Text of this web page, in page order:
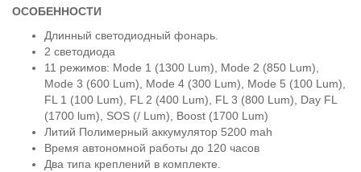
ОСОБЕННОСТИ
Длинный светодиодный фонарь.
2 светодиода
11 режимов: Mode 1 (1300 Lum), Mode 2 (850 Lum),
Mode 3 (600 Lum), Mode 4 (300 Lum), Mode 5 (100 Lum),
FL 1 (100 Lum), FL 2 (400 Lum), FL 3 (800 Lum), Day FL
(1700 lum), SOS (/ Lum), Boost (1700 Lum)
Литий Полимерный аккумулятор 5200 mah
Время автономной работы до 120 часов
Два типа креплений в комплекте.